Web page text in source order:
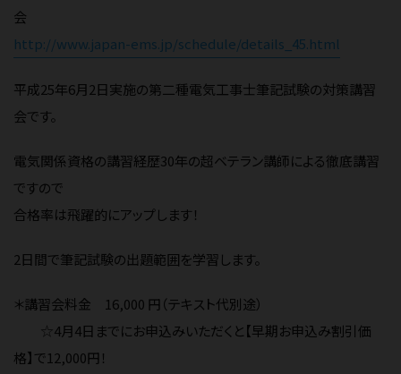
会
http://www.japan-ems.jp/schedule/details_45.html
平成25年6月2日実施の第二種電気工事士筆記試験の対策講習
会です。
電気関係資格の講習経歴30年の超ベテラン講師による徹底講習
ですので
合格率は飛躍的にアップします！
2日間で筆記試験の出題範囲を学習します。
＊講習会料金 16,000 円（テキスト代別途）
☆4月4日までにお申込みいただくと【早期お申込み割引価
格】で12,000円！